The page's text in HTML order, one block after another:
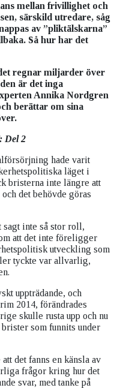
mellan frivillighet och
särskild utredare, såg
av ”pliktälskarna”
Så hur har det
regnar miljarder över
är det inga
Annika Nordgren
berättar om sina
Del 2
hade varit
läget i
bristerna inte längre att
det behövde göras
sagt inte så stor roll,
att det inte föreligger
utveckling som
tyckte var allvarlig,
uppträdande, och
2014, förändrades
skulle rusta upp och nu
som funnits under
det fanns en känsla av
frågor kring hur det
svar, med tanke på